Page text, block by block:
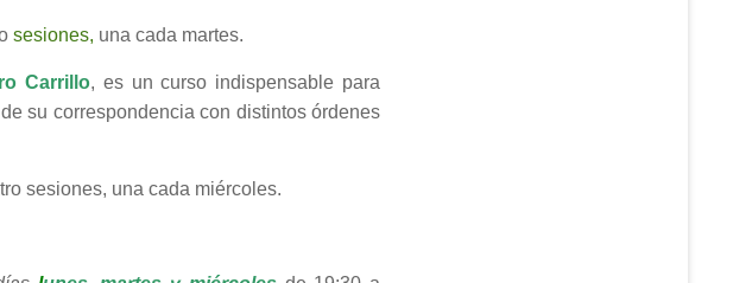
sesiones, una cada martes.
Carrillo, es un curso indispensable para
su correspondencia con distintos órdenes
sesiones, una cada miércoles.